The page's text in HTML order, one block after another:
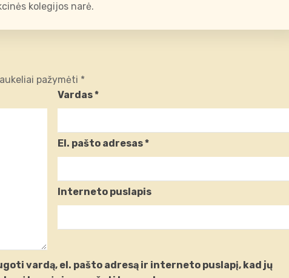
kolegijos narė.
pažymėti *
Vardas*
El. pašto adresas*
Interneto puslapis
vardą, el. pašto adresą ir interneto puslapį, kad jų